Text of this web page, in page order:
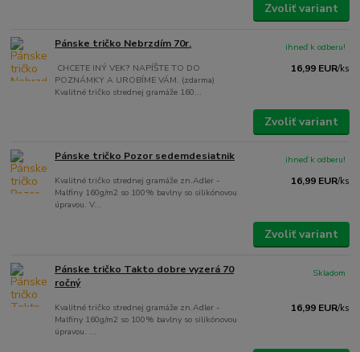
Zvoliť variant
Pánske tričko Nebrzdím 70r.
CHCETE INÝ VEK? NAPÍŠTE TO DO
POZNÁMKY A UROBÍME VÁM. (zdarma)
Kvalitné tričko strednej gramáže 160...
16,99 EUR/ks
ihneď k odberu!
Zvoliť variant
Pánske tričko Pozor sedemdesiatnik
Kvalitné tričko strednej gramáže zn.Adler -
Malfiny 160g/m2 so 100% bavlny so silikónovou
úpravou. V...
16,99 EUR/ks
ihneď k odberu!
Zvoliť variant
Pánske tričko Takto dobre vyzerá 70
ročný
Kvalitné tričko strednej gramáže zn.Adler -
Malfiny 160g/m2 so 100% bavlny so silikónovou
úpravou. ...
16,99 EUR/ks
Skladom